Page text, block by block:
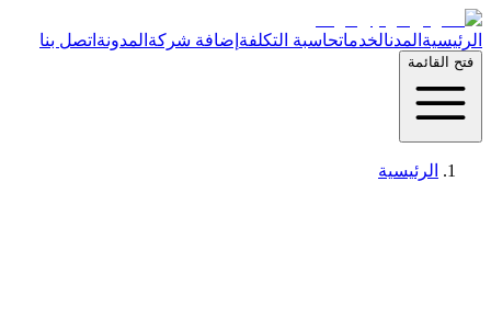
الرئيسية المدنالخدماتحاسبة التكلفة إضافة شركة المدونة اتصل بنا
فتح القائمة
الرئيسية